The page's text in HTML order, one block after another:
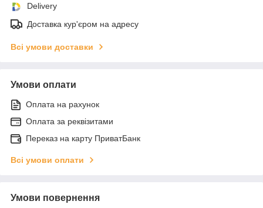
Delivery
Доставка кур'єром на адресу
Всі умови доставки
Умови оплати
Оплата на рахунок
Оплата за реквізитами
Переказ на карту ПриватБанк
Всі умови оплати
Умови повернення